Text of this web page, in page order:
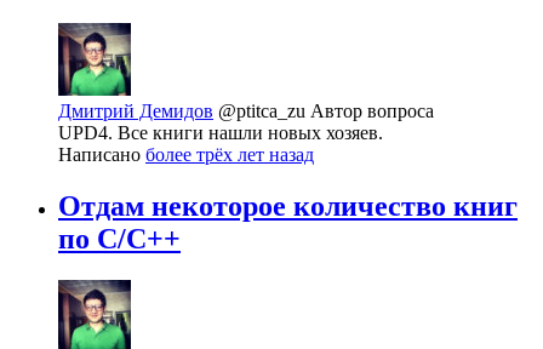
Дмитрий Демидов @ptitca_zu Автор вопроса
UPD4. Все книги нашли новых хозяев.
Написано более трёх лет назад
Отдам некоторое количество книг
по C/C++